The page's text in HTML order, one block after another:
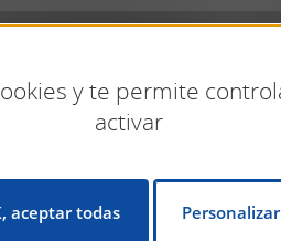
IVA y envío
y te permite
activar
aceptar todas Personalizar